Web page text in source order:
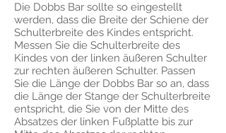
Die Dobbs Bar sollte so eingestellt
werden, dass die Breite der Schiene der
Schulterbreite des Kindes entspricht.
Messen Sie die Schulterbreite des
Kindes von der linken äußeren Schulter
zur rechten äußeren Schulter. Passen
Sie die Länge der Dobbs Bar so an, dass
die Länge der Stange der Schulterbreite
entspricht, die Sie von der Mitte des
Absatzes der linken Fußplatte bis zur